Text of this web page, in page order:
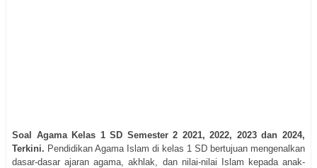
Soal Agama Kelas 1 SD Semester 2 2021, 2022, 2023 dan 2024,
Terkini. Pendidikan Agama Islam di kelas 1 SD bertujuan mengenalkan
dasar-dasar ajaran agama, akhlak, dan nilai-nilai Islam kepada anak-